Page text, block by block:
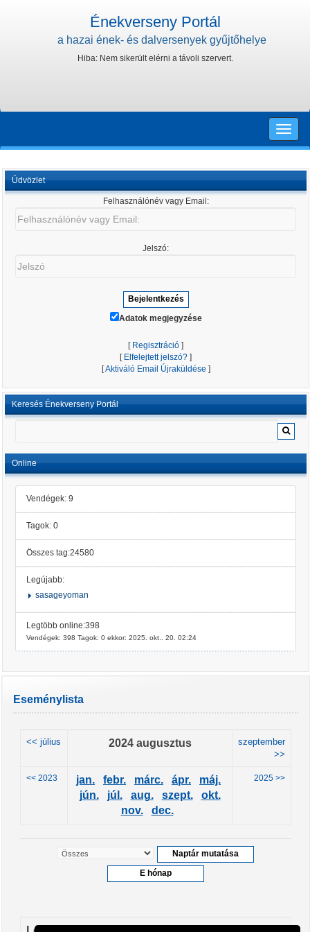
Énekverseny Portál
a hazai ének- és dalversenyek gyűjtőhelye
Hiba: Nem sikerült elérni a távoli szervert.
Toggle
Üdvözlet
Felhasználónév vagy Email:
Jelszó:
Adatok megjegyzése
[ Regisztráció ]
[ Elfelejtett jelszó? ]
[Aktiváló Email Újraküldése ]
Keresés Énekverseny Portál
Online
Vendégek: 9
Tagok: 0
Összes tag:24580
Legújabb:
sasageyoman
Legtöbb online:398
Vendégek: 398 Tagok: 0 ekkor: 2025. okt.. 20. 02:24
Eseménylista
<< július 2024 augusztus
szeptember
>>
<< 2023 jan. febr. márc. ápr.
máj.
jún.
júl. aug. szept.
okt.
nov.
dec.
2025 >>